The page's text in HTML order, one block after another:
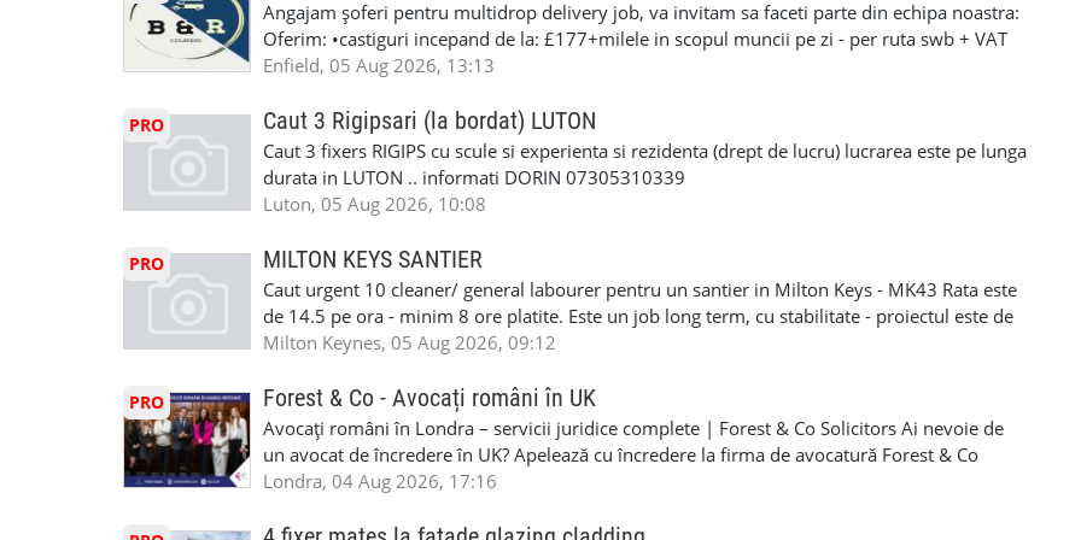
#RomanianGarageRepair #RomanianAccidentRepairs #RomanianAutoRepairs
#RomanianMechanic #RomanianCarRepairs #AtelierAutoRomanesc
#MecaniciProfesionistiLondra #FoliiGeamuriAuto #GeamuriFumuriiColindale #mecaniciuk
#mecanicmoldoveanlondra #vopsitormoldoveanlondra #garajautomoldovenesc
Angajam șoferi pentru multidrop delivery job, va invitam sa faceti parte din echipa noastra:
Oferim: •castiguri incepand de la: £177+milele in scopul muncii pe zi - per ruta swb + VAT
pentru cei platitori de VAT si £190+milele in scopul muncii pe zi per ruta lwb + VAT pentru
status obligatoriu •varsta minima 21 de ani •1 an experienta pe permis •cazier curat -
compania aplica pentru dumneavoastra •posibilitatea sa treceti un test drog si alcool
•oferim: - training platit (3 zile-£117 pe zi) - contract de munca pe o perioada
nedeterminata. -full time/ part-time - van oferit de firma contra cost( in cazul in care nu
masinii). Acceptam cu permis UK si permis RO. Recrutam pentru urmatoarele locatii: -
Enfield - Weybridge - Romford - Luton - Harlow - Northampton Pentru mai multe detalii si
programari la interviu apelati cu incredere la noi - 07494685033
Enfield, 05 Aug 2026, 13:13
PRO Caut 3 Rigipsari (la bordat) LUTON
Caut 3 fixers RIGIPS cu scule si experienta si rezidenta (drept de lucru) lucrarea este pe lunga
durata in LUTON .. informati DORIN 07305310339
Luton, 05 Aug 2026, 10:08
PRO MILTON KEYS SANTIER
Caut urgent 10 cleaner/ general labourer pentru un santier in Milton Keys - MK43 Rata este
de 14.5 pe ora - minim 8 ore platite. Este un job long term, cu stabilitate - proiectul este de
la Amazon. Munca este usoara, general labourer si cleaning. Acceptam si femei si barbati
SAPTAMANALA Contact: +44 7308 606203 - lasati-mi un mesaj pe WHATSAPP daca sunteti
interesati
Milton Keynes, 05 Aug 2026, 09:12
PRO Forest & Co - Avocați români în UK
Avocați români în Londra – servicii juridice complete | Forest & Co Solicitors Ai nevoie de
un avocat de încredere în UK? Apelează cu încredere la firma de avocatură Forest & Co
Solicitors, indiferent că ai nevoie de asistență pentru companie sau personal. ✅ Servicii
familiei (divorț, custodie, partaj) • Dreptul muncii • Litigii civile și soluționarea disputelor ✅
Londra, 04 Aug 2026, 17:16